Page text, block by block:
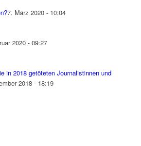
7. März 2020 - 10:04
2020 - 09:27
in 2018 getöteten Journalistinnen und
2018 - 18:19